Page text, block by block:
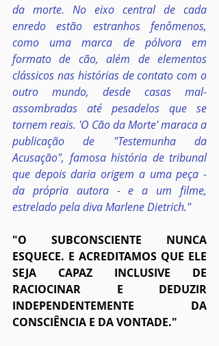
da morte. No eixo central de cada
enredo estão estranhos fenômenos,
como uma marca de pólvora em
formato de cão, além de elementos
clássicos nas histórias de contato com o
outro mundo, desde casas mal-
assombradas até pesadelos que se
tornem reais. 'O Cão da Morte' maraca a
publicação de "Testemunha da
Acusação", famosa história de tribunal
que depois daria origem a uma peça -
da própria autora - e a um filme,
estrelado pela diva Marlene Dietrich."
"O SUBCONSCIENTE NUNCA
ESQUECE. E ACREDITAMOS QUE ELE
SEJA CAPAZ INCLUSIVE DE
RACIOCINAR E DEDUZIR
INDEPENDENTEMENTE DA
CONSCIÊNCIA E DA VONTADE."